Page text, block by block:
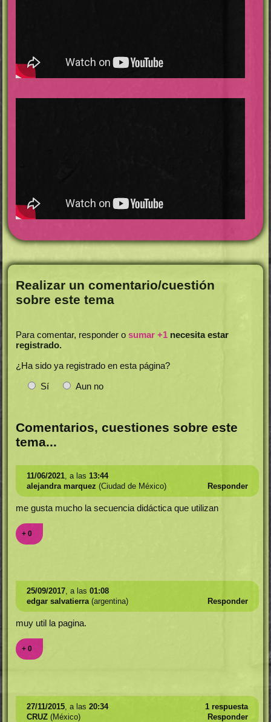
Realizar un comentario/cuestión
sobre este tema
Para comentar, responder osumar +1 necesita estar
registrado.
¿Ha sido ya registrado en esta página?
Sí
Aun no
Comentarios, cuestiones sobre este
tema...
11/06/2021, a las 13:44
alejandra marquez (Ciudad de México) Responder
me gusta mucho la secuencia didáctica que utilizan
+ 0
25/09/2017, a las 01:08
edgar salvatierra(argentina) Responder
muy util la pagina.
+ 0
27/11/2015, a las 20:34
1 respuesta
CRUZ(México) Responder